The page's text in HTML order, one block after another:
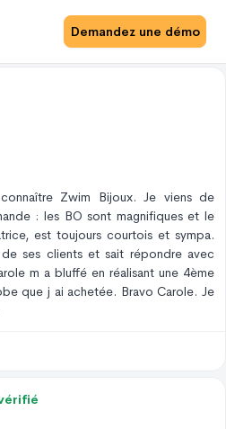
Demandez une démo
Avis Produit
Zwim Bijoux. Je viens de
: les BO sont magnifiques et le
est toujours courtois et sympa.
ses clients et sait répondre avec
m a bluffé en réalisant une 4ème
que j ai achetée. Bravo Carole. Je